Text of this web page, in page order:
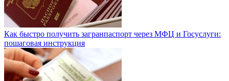
Как быстро получить загранпаспорт через МФЦ и Госуслуги:
пошаговая инструкция